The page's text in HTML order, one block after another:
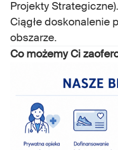
Projekty Strategiczne).
Ciągłe doskonalenie
obszarze.
Co możemy Ci